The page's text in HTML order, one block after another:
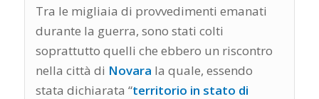
Tra le migliaia di provvedimenti emanati
durante la guerra, sono stati colti
soprattutto quelli che ebbero un riscontro
nella città di Novara la quale, essendo
stata dichiarata “territorio in stato di